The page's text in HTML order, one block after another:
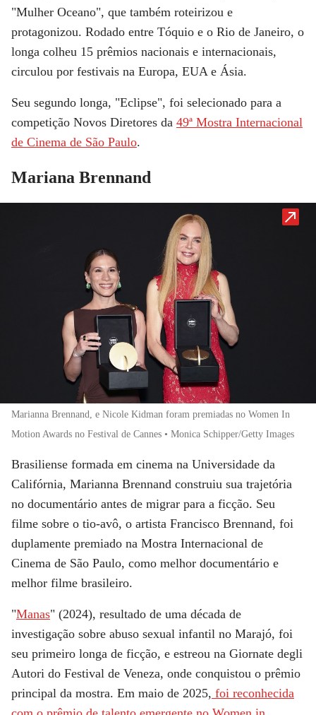
"Mulher Oceano", que também roteirizou e
protagonizou. Rodado entre Tóquio e o Rio de Janeiro, o
longa colheu 15 prêmios nacionais e internacionais,
circulou por festivais na Europa, EUA e Ásia.
Seu segundo longa, "Eclipse", foi selecionado para a
competição Novos Diretores da 49ª Mostra Internacional
de Cinema de São Paulo.
Mariana Brennand
Marianna Brennand, e Nicole Kidman foram premiadas no Women In
Motion Awards no Festival de Cannes • Monica Schipper/Getty Images
Brasiliense formada em cinema na Universidade da
Califórnia, Marianna Brennand construiu sua trajetória
no documentário antes de migrar para a ficção. Seu
filme sobre o tio-avô, o artista Francisco Brennand, foi
duplamente premiado na Mostra Internacional de
Cinema de São Paulo, como melhor documentário e
melhor filme brasileiro.
"Manas" (2024), resultado de uma década de
investigação sobre abuso sexual infantil no Marajó, foi
seu primeiro longa de ficção, e estreou na Giornate degli
Autori do Festival de Veneza, onde conquistou o prêmio
principal da mostra. Em maio de 2025, foi reconhecida